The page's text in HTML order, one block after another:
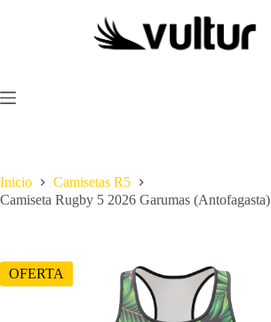
Inicio
Camisetas R5
Camiseta Rugby 5 2026 Garumas (Antofagasta)
OFERTA